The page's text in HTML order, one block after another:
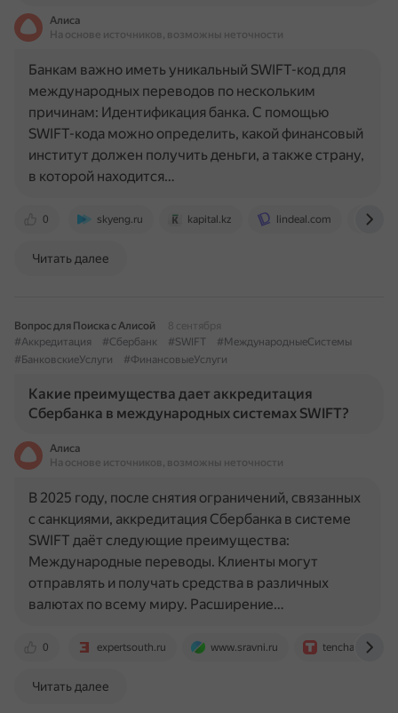
Алиса
На основе источников, возможны неточности
0 skyeng.ru kapital.kz lindeal.com
Банкам важно иметь уникальный SWIFT-код для
международных переводов по нескольким
причинам: Идентификация банка. С помощью
SWIFT-кода можно определить, какой финансовый
институт должен получить деньги, а также страну,
в которой находится…
Читать далее
Вопрос для Поиска с Алисой
8 сентября
#Аккредитация
#Сбербанк #SWIFT
#МеждународныеСистемы
#БанковскиеУслуги
#ФинансовыеУслуги
Какие преимущества дает аккредитация
Сбербанка в международных системах SWIFT?
Алиса
На основе источников, возможны неточности
0 expertsouth.ru www.sravni.ru tenchat.ru
В 2025 году, после снятия ограничений, связанных
с санкциями, аккредитация Сбербанка в системе
SWIFT даёт следующие преимущества:
Международные переводы. Клиенты могут
отправлять и получать средства в различных
валютах по всему миру. Расширение…
Читать далее